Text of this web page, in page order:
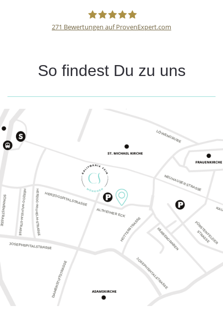
271 Bewertungen auf ProvenExpert.com
So findest Du zu uns